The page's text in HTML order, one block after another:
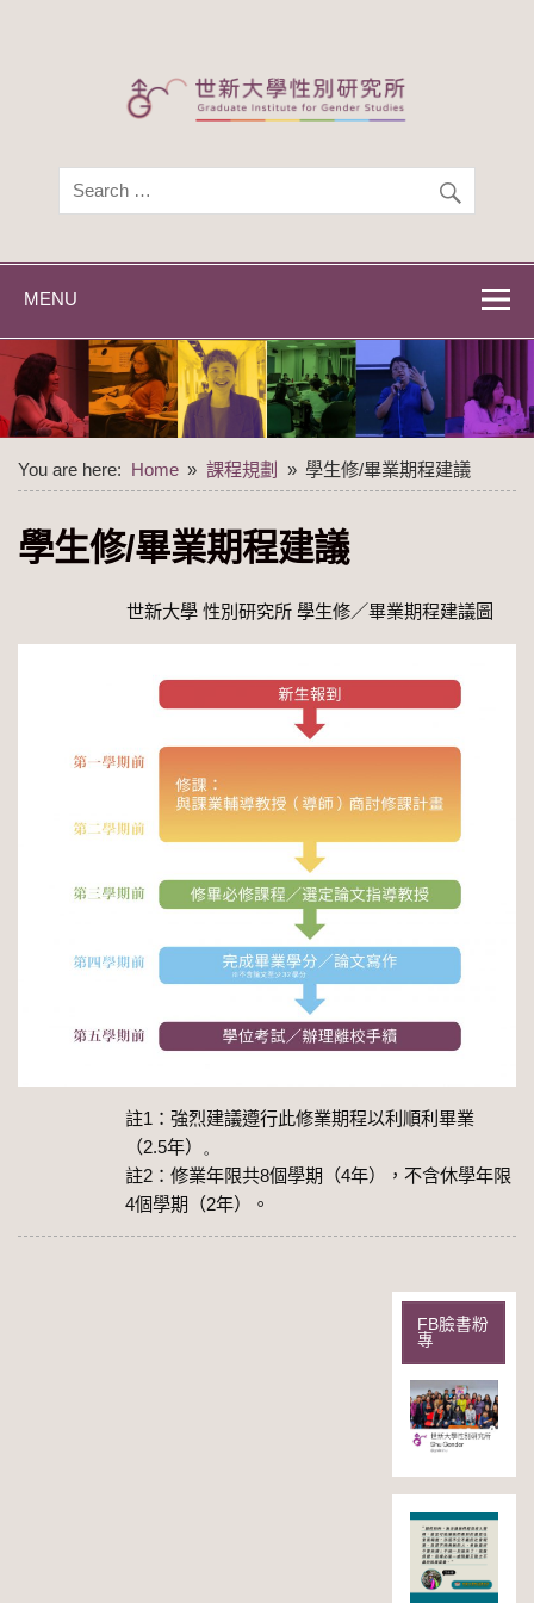
世新大學性別研
世新大學性別研究所
MENU
You are here: Home 課程規劃 學生修/畢業期程建議
學生修/畢業期程建議
世新大學 性別研究所 學生修／畢業期程建議圖
註1 ：強烈建議遵行此修業期程以利順利畢業
（2.5年）
。
註2 ：修業年限共8個學期（4年），不含休學年限
4個學期（2年）。
FB臉書粉
專